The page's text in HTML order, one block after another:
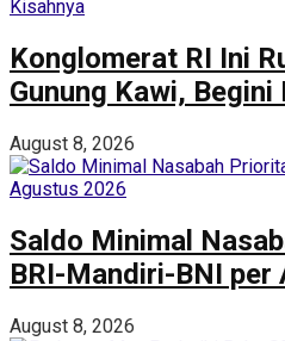
Konglomerat RI Ini
Gunung Kawi, Begini
August 8, 2026
Saldo Minimal
BRI-Mandiri-BNI per
August 8, 2026